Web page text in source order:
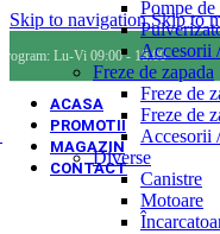
Skip to navigationSkip to
Lu-Vi 09:00 - 18:00
ACASA
PROMOTII
MAGAZIN
CONTACT
Pompe
Accesorii
Freze de zapada
Freze de
Freze de
Accesorii
Diverse
Canistre
Motoare